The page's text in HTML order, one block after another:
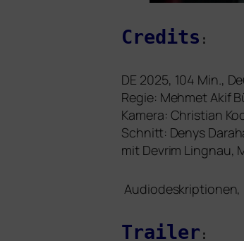
Credits :
DE 2025, 104 Min.,
Regie: Mehmet Akif
Kamera: Christian
Schnitt: Denys
mit Devrim Lingnau,
Trailer :